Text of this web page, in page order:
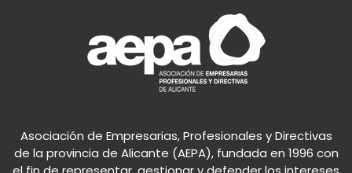
Asociación de Empresarias, Profesionales y Directivas
de la provincia de Alicante (AEPA), fundada en 1996 con